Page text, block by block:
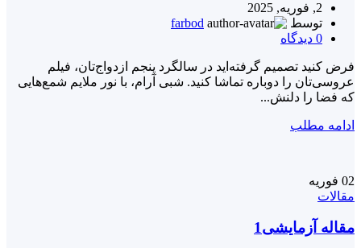
2, فوریه, 2025
توسط
farbod
0 دیدگاه
فرض کنید تصمیم گرفته‌اید در سالگرد پنجم ازدواج‌تان، فیلم
عروسی‌تان را دوباره تماشا کنید. شبی آرام، با نور ملایم شمع‌هایی
که فضا را دلنش...
ادامه مطلب
02 فوریه
مقالات
مقاله آزمایشی1